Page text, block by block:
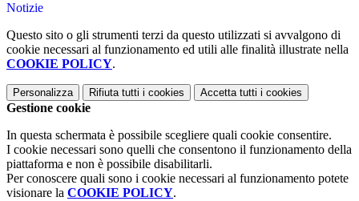
Notizie
Questo sito o gli strumenti terzi da questo utilizzati si avvalgono di
cookie necessari al funzionamento ed utili alle finalità illustrate nella
COOKIE POLICY.
Personalizza Rifiuta tutti i cookies Accetta tutti i cookies
Gestione cookie
In questa schermata è possibile scegliere quali cookie consentire.
I cookie necessari sono quelli che consentono il funzionamento della
piattaforma e non è possibile disabilitarli.
Per conoscere quali sono i cookie necessari al funzionamento potete
visionare la COOKIE POLICY.